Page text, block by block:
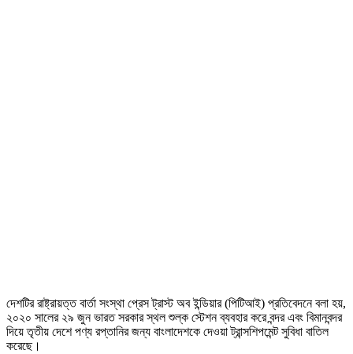
দেশটির রাষ্ট্রায়ত্ত বার্তা সংস্থা প্রেস ট্রাস্ট অব ইন্ডিয়ার (পিটিআই) প্রতিবেদনে বলা হয়,
২০২০ সালের ২৯ জুন ভারত সরকার স্থল শুল্ক স্টেশন ব্যবহার করে বন্দর এবং বিমানবন্দর
দিয়ে তৃতীয় দেশে পণ্য রপ্তানির জন্য বাংলাদেশকে দেওয়া ট্রান্সশিপমেন্ট সুবিধা বাতিল
করেছে।